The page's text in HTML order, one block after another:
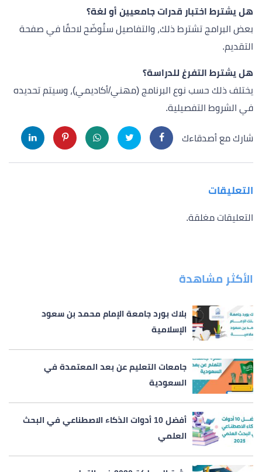
هل يشترط اختبار قدرات جامعيين أو لغة؟
بعض البرامج تشترط ذلك، والتفاصيل ستُوضّح لاحقًا في صفحة
التقديم.
هل يشترط التفرغ للدراسة؟
يختلف ذلك حسب نوع البرنامج (مهني/أكاديمي)، وسيتم تحديده
في الشروط التفصيلية.
شارك مع أصدقاءك
التعليقات
التعليقات مغلقة.
الأكثر مشاهدة
بلاك بورد جامعة الإمام محمد بن سعود
الإسلامية
جامعات التعليم عن بعد المعتمدة في
السعودية
أفضل 10 أدوات الذكاء الاصطناعي في البحث
العلمي